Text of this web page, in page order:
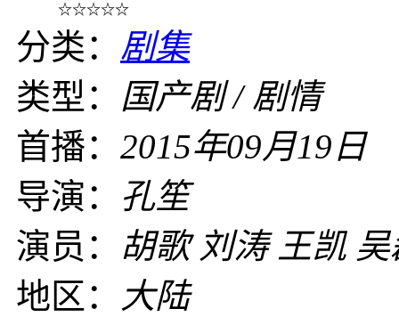
☆☆☆☆☆
分类： 剧集
类型： 国产剧 / 剧情
首播： 2015年09月19日
导演： 孔笙
演员： 胡歌 刘涛 王凯
地区：
大陆